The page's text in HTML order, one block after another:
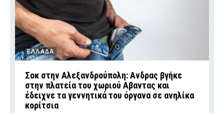
ΕΛΛΑΔΑ
Σοκ στην Αλεξανδρούπολη: Ανδρας βγήκε
στην πλατεία του χωριού Αβαντας και
έδειχνε τα γεννητικά του όργανα σε ανηλίκα
κορίτσια